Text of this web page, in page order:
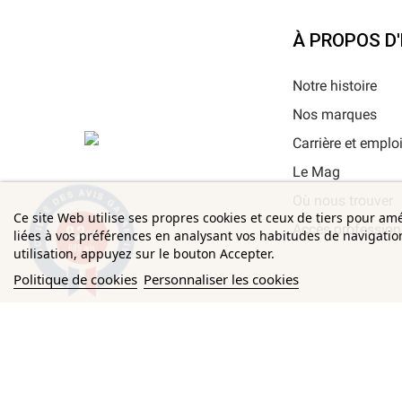
Ce site Web utilise ses propres cookies et ceux de tiers pour
liées à vos préférences en analysant vos habitudes de
utilisation, appuyez sur le bouton Accepter.
Politique de cookies Personnaliser les cookies
À PROPOS
Notre histoire
Nos marques
Carrière et emploi
Le Mag
Accès
9.3/10
685 avis